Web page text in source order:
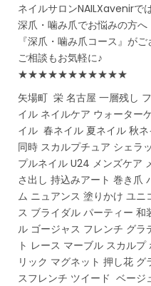
ネイルサロンNAILXavenirでは
深爪・噛み爪でお悩みの方へ
『深爪・噛み爪コース』がご
ご相談もお気軽に♪
★★★★★★★★★★★
矢場町 栄 名古屋 一層残し
イル ネイルケア ウォーター
イル 春ネイル 夏ネイル 秋
同時 スカルプチュア シェラ
プルネイル U24 メンズケア
さ出し 持込みアート 巻き爪
ム ニュアンス 塗りかけ ユニ
ス ブライダル パーティー
ル ゴージャス フレンチ グ
ト レース マーブル スカル
リック マグネット 押し花
スフレンチ ツイード ベージ